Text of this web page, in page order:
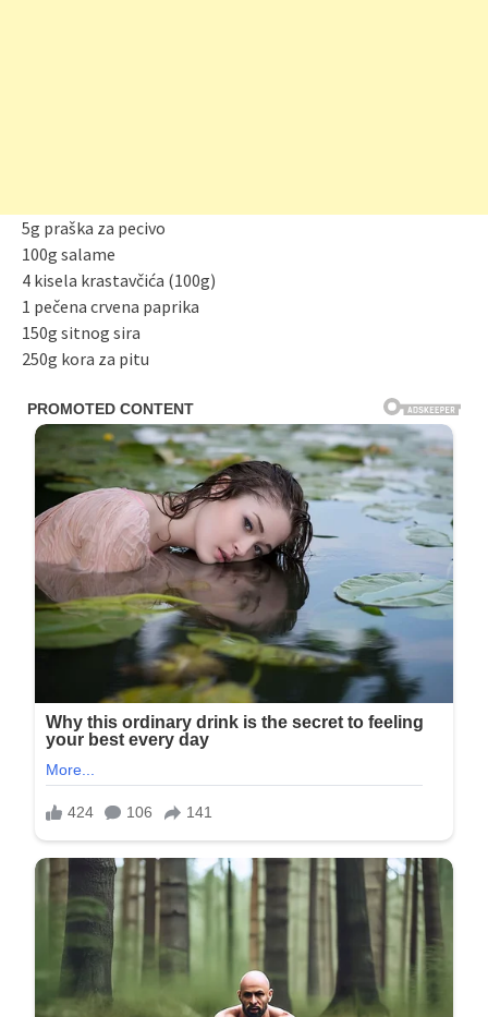
5g praška za pecivo
100g salame
4 kisela krastavčića (100g)
1 pečena crvena paprika
150g sitnog sira
250g kora za pitu